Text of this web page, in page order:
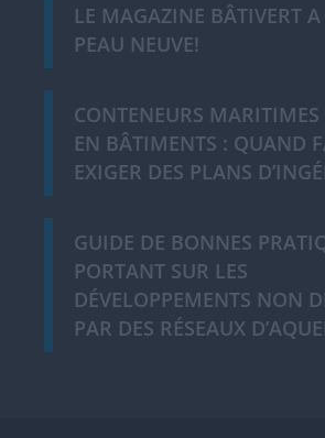
LE MAGAZINE BÂTIVERT
PEAU NEUVE!
CONTENEURS MARITIMES
EN BÂTIMENTS : QUAND
EXIGER DES PLANS
GUIDE DE BONNES
PORTANT SUR LES
DÉVELOPPEMENTS NON
PAR DES RÉSEAUX